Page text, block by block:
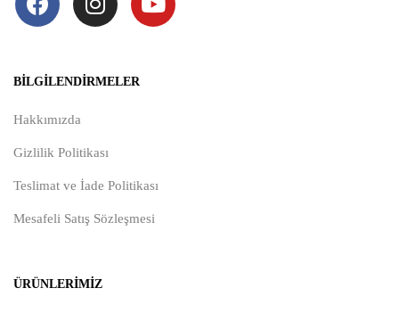
BILGILENDIRMELER
Hakkımızda
Gizlilik Politikası
Teslimat ve İade Politikası
Mesafeli Satış Sözleşmesi
ÜRÜNLERIMIZ